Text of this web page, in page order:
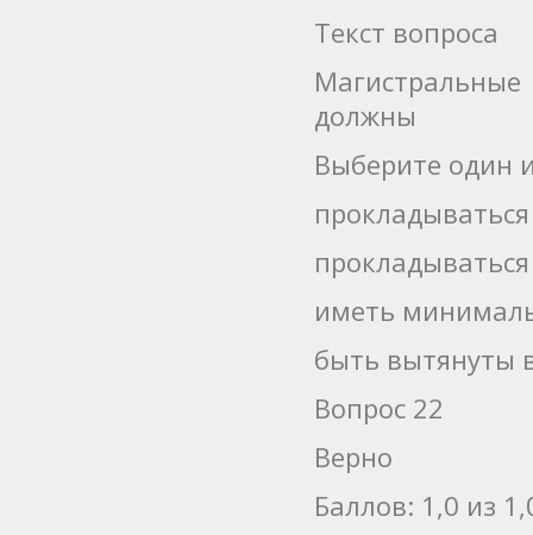
Текст вопроса
должны
Выберите один
иметь
быть вытянуты
Вопрос 22
Верно
Баллов: 1,0 из